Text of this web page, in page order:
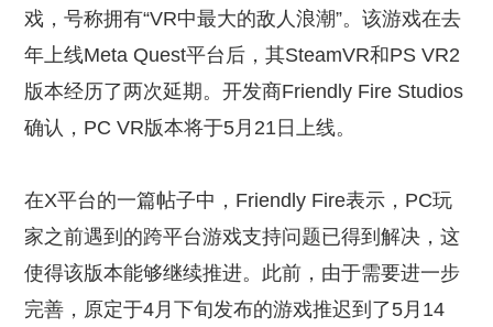
戏，号称拥有“VR中最大的敌人浪潮”。该游戏在去
年上线Meta Quest平台后，其SteamVR和PS VR2
版本经历了两次延期。开发商Friendly Fire Studios
确认，PC VR版本将于5月21日上线。
在X平台的一篇帖子中，Friendly Fire表示，PC玩
家之前遇到的跨平台游戏支持问题已得到解决，这
使得该版本能够继续推进。此前，由于需要进一步
完善，原定于4月下旬发布的游戏推迟到了5月14